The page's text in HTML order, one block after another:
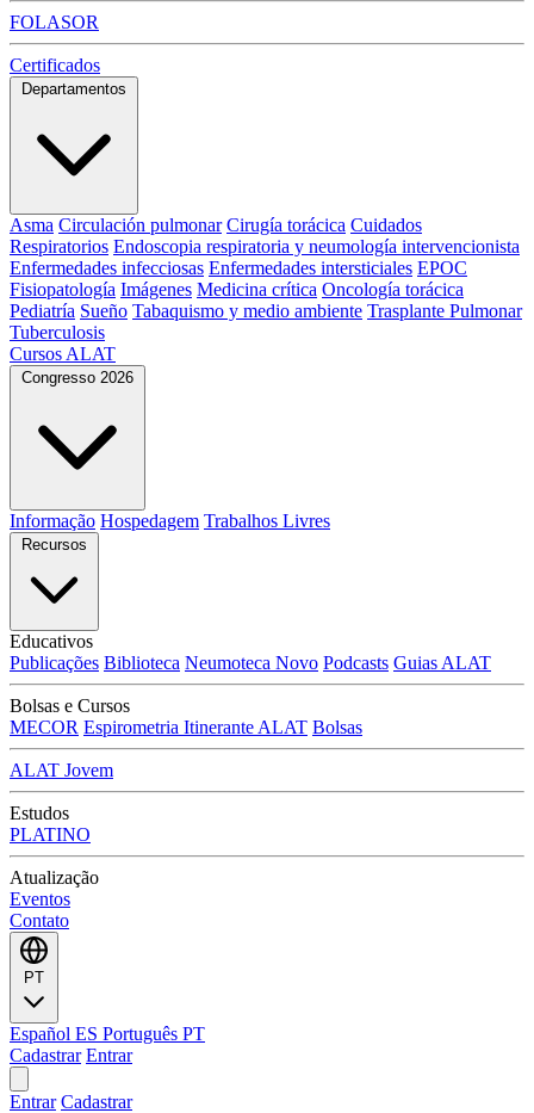
FOLASOR
Certificados
Departamentos
Asma Circulación pulmonar Cirugía torácica Cuidados
Respiratorios Endoscopia respiratoria y neumología intervencionista
Enfermedades infecciosas Enfermedades intersticiales EPOC
Fisiopatología Imágenes Medicina crítica Oncología torácica
Pediatría Sueño Tabaquismo y medio ambiente Trasplante Pulmonar
Tuberculosis
Cursos ALAT
Congresso 2026
Informação Hospedagem Trabalhos Livres
Recursos
Educativos
Publicações Biblioteca Neumoteca Novo Podcasts Guias ALAT
Bolsas e Cursos
MECOR Espirometria Itinerante ALAT Bolsas
ALAT Jovem
Estudos
PLATINO
Atualização
Eventos
Contato
PT
Español ES Português PT
Cadastrar Entrar
Entrar Cadastrar